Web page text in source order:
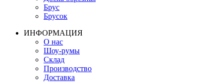
Брус
Брусок
ИНФОРМАЦИЯ
О нас
Шоу-румы
Склад
Производство
Доставка